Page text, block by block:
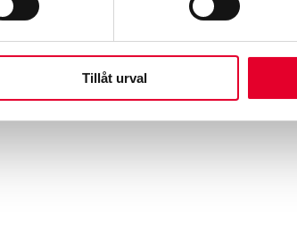
Tillåt urval